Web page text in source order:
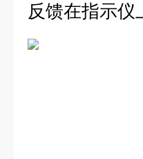
反馈在指示